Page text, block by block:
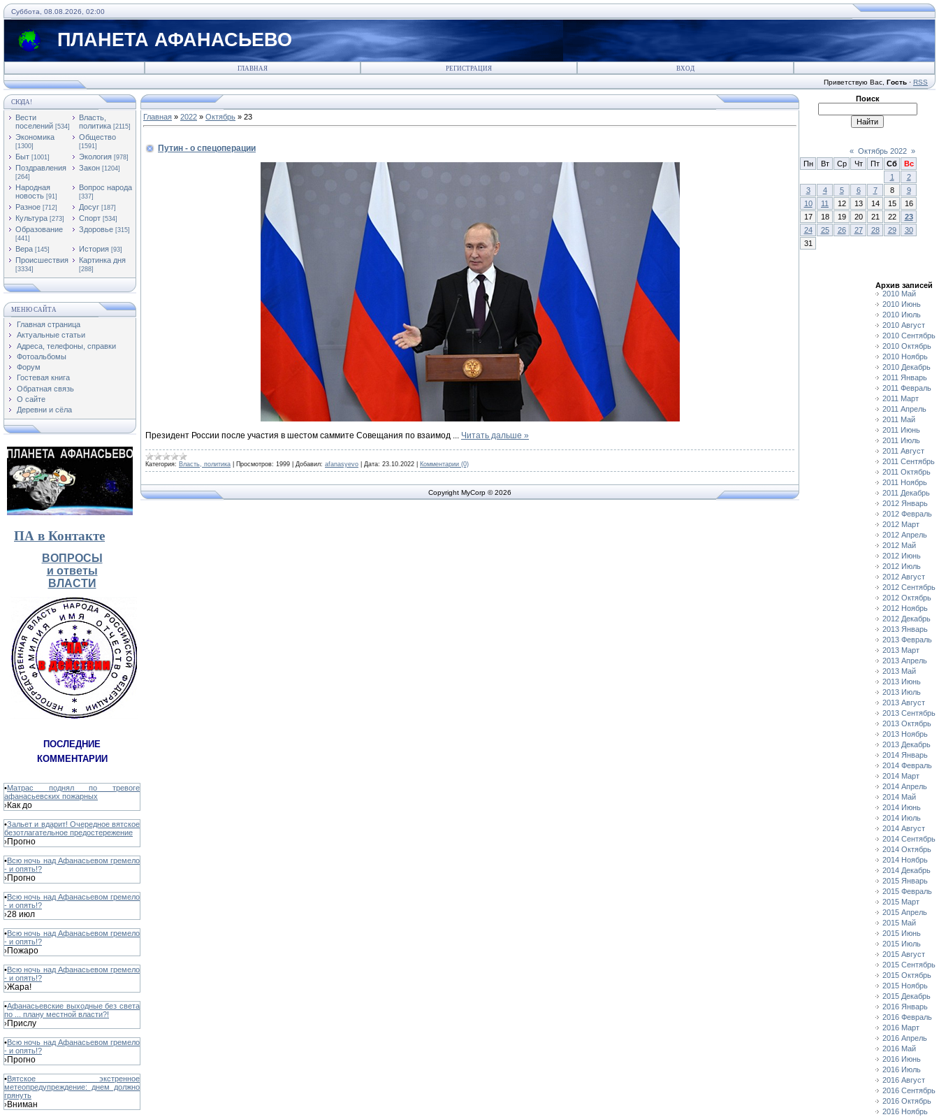
Суббота, 08.08.2026, 02:00
ПЛАНЕТА АФАНАСЬЕВО
ГЛАВНАЯ РЕГИСТРАЦИЯ ВХОД
Приветствую Вас Гость · RSS
СЮДА!
Вести
поселений [534]
Власть,
политика [2115]
Экономика
[1300]
Общество
[1591]
Быт [1001] Экология [978]
Поздравления
[264]
Закон [1204]
Народная
новость [91]
Вопрос народа
[337]
Разное [712] Досуг [187]
Культура [273] Спорт [534]
Образование
[441]
Здоровье [315]
Вера [145] История [93]
Происшествия
[3334]
Картинка дня
[288]
МЕНЮ САЙТА
Главная страница
Актуальные статьи
Адреса, телефоны, справки
Фотоальбомы
Форум
Гостевая книга
Обратная связь
О сайте
Деревни и сёла
ПА в Контакте
ВОПРОСЫ
и ответы
ВЛАСТИ
ПОСЛЕДНИЕ
КОММЕНТАРИИ
•Матрас поднял по тревоге
афанасьевских пожарных
›Как до
•Зальет и вдарит! Очередное вятское
безотлагательное предостережение
›Прогно
•Всю ночь над Афанасьевом гремело
- и опять!?
›Прогно
•Всю ночь над Афанасьевом гремело
- и опять!?
›28 июл
•Всю ночь над Афанасьевом гремело
- и опять!?
›Пожаро
•Всю ночь над Афанасьевом гремело
- и опять!?
›Жара!
•Афанасьевские выходные без света
по ... плану местной власти?!
›Прислу
•Всю ночь над Афанасьевом гремело
- и опять!?
›Прогно
•Вятское экстренное
метеопредупреждение: днем должно
грянуть
›Вниман
Главная » 2022 » Октябрь » 23
Путин - о спецоперации
Президент России после участия в шестом саммите Совещания по взаимод Читать дальше »
Категория: Власть, политика Просмотров: 1999 Добавил: afanasyevo Дата: 23.10.2022 Комментарии (0)
Copyright MyCorp © 2026
Поиск
« Октябрь 2022 »
Пн
Вт Ср Чт Пт Сб
Вс
1
2
3
4 5 6 7 8
9
10
11 12 13 14 15
16
17
18 19 20 21 22
23
24
25 26 27 28 29
30
31
Архив записей
2010 Май
2010 Июнь
2010 Июль
2010 Август
2010 Сентябрь
2010 Октябрь
2010 Ноябрь
2010 Декабрь
2011 Январь
2011 Февраль
2011 Март
2011 Апрель
2011 Май
2011 Июнь
2011 Июль
2011 Август
2011 Сентябрь
2011 Октябрь
2011 Ноябрь
2011 Декабрь
2012 Январь
2012 Февраль
2012 Март
2012 Апрель
2012 Май
2012 Июнь
2012 Июль
2012 Август
2012 Сентябрь
2012 Октябрь
2012 Ноябрь
2012 Декабрь
2013 Январь
2013 Февраль
2013 Март
2013 Апрель
2013 Май
2013 Июнь
2013 Июль
2013 Август
2013 Сентябрь
2013 Октябрь
2013 Ноябрь
2013 Декабрь
2014 Январь
2014 Февраль
2014 Март
2014 Апрель
2014 Май
2014 Июнь
2014 Июль
2014 Август
2014 Сентябрь
2014 Октябрь
2014 Ноябрь
2014 Декабрь
2015 Январь
2015 Февраль
2015 Март
2015 Апрель
2015 Май
2015 Июнь
2015 Июль
2015 Август
2015 Сентябрь
2015 Октябрь
2015 Ноябрь
2015 Декабрь
2016 Январь
2016 Февраль
2016 Март
2016 Апрель
2016 Май
2016 Июнь
2016 Июль
2016 Август
2016 Сентябрь
2016 Октябрь
2016 Ноябрь